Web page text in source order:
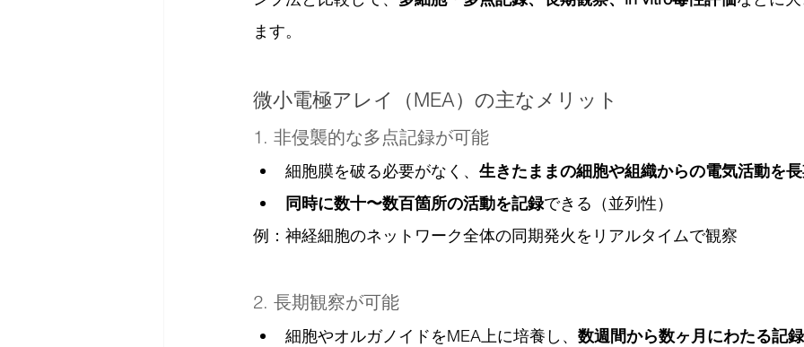
ます。
微小電極アレイ（MEA）の主なメリット
1. 非侵襲的な多点記録が可能
細胞膜を破る必要がなく、 生きたままの細胞や組織からの電気活動を
同時に数十〜数百箇所の活動を記録できる（並列性）
例：神経細胞のネットワーク全体の同期発火をリアルタイムで観察
2. 長期観察が可能
細胞やオルガノイドをMEA上に培養し、 数週間から数ヶ月にわたる記